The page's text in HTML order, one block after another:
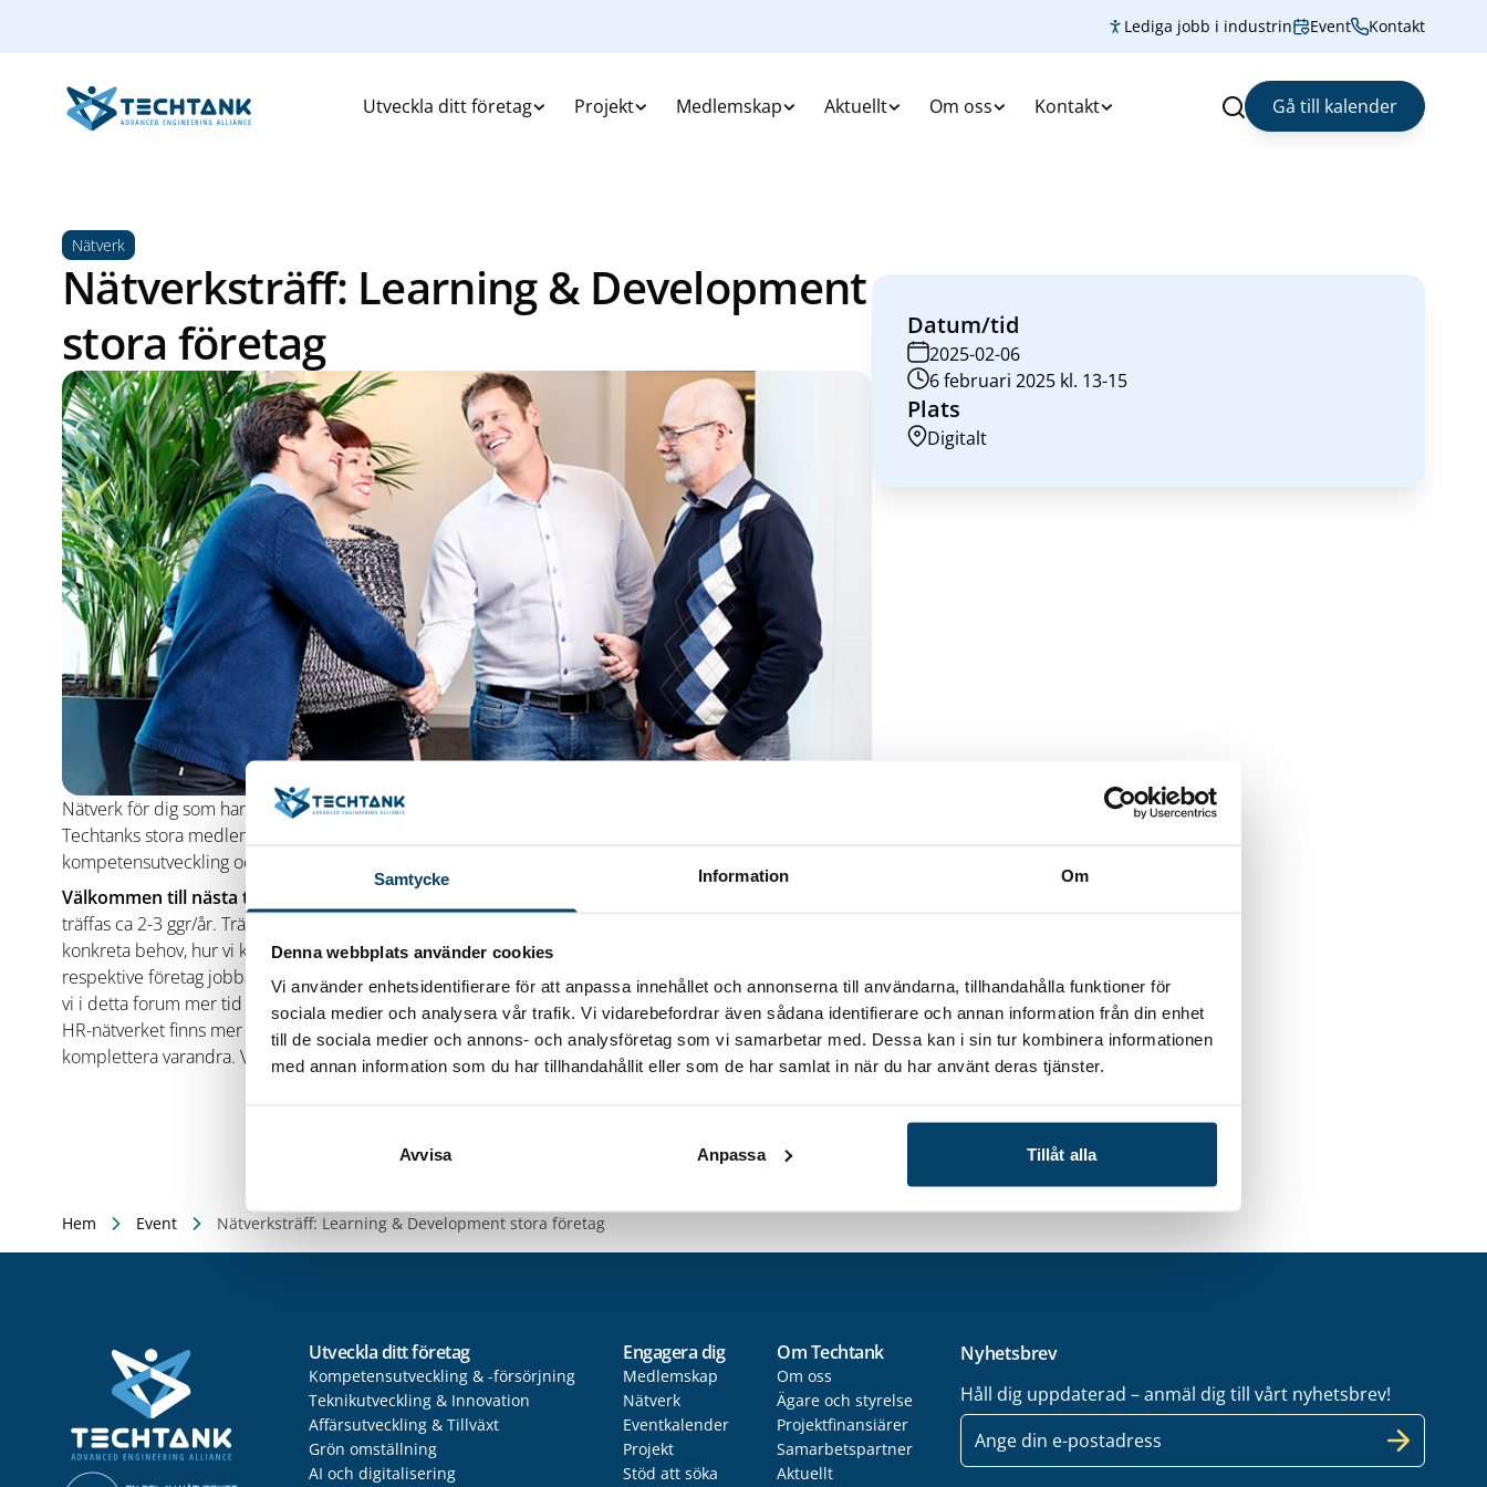
Samtycke Information Om
Denna webbplats använder cookies
Vi använder enhetsidentifierare för att anpassa innehållet och annonserna till användarna, tillhandahålla funktioner för
sociala medier och analysera vår trafik. Vi vidarebefordrar även sådana identifierare och annan information från din enhet
till de sociala medier och annons- och analysföretag som vi samarbetar med. Dessa kan i sin tur kombinera informationen
med annan information som du har tillhandahållit eller som de har samlat in när du har använt deras tjänster.
Avvisa Anpassa Tillåt alla
Lediga jobb i industrin Event Kontakt
Utveckla ditt företag Projekt Medlemskap Aktuellt Om oss Kontakt Sök Gå till kalender
Nätverk
Nätverksträff: Learning & Development
stora företag
Nätverk för dig som har rollen som Learning & Development-partner/specialist eller liknande på
Techtanks stora medlemsföretag. Det kan också vara en HR-roll som har mer fokus på den interna
kompetensutveckling och som är inriktad på utbildningsinsatser eller liknande för medarbetare.
Välkommen till nästa träff i detta nätverk: Tid:
träffas ca 2-3 ggr/år. Träffarna äger oftast rum på ett värdföretag. I detta nätverk/forum kommer vi prata
konkreta behov, hur vi kan göra för att lösa dessa samt dela med oss av erfarenheter kopplat till hur
respektive företag jobbar internt med kompetensutveckling. Som avgränsning mot HR-nätverket ägnar
vi i detta forum mer tid åt kompetensbehoven och konkreta insatser som behövs för att lösa dessa. I
HR-nätverket finns mer tid för diskussioner på strategisk nivå. Tanken är att dessa nätverk ska
komplettera varandra. Välkommen att göra din intresseanmälan till nätverket!
Datum/tid
2025-02-06
6 februari 2025 kl. 13-15
Plats
Digitalt
Hem Event Nätverksträff: Learning & Development stora företag
Utveckla ditt företag
Kompetensutveckling & -försörjning
Teknikutveckling & Innovation
Affärsutveckling & Tillväxt
Grön omställning
AI och digitalisering
Engagera dig
Medlemskap
Nätverk
Eventkalender
Projekt
Stöd att söka
Om Techtank
Om oss
Ägare och styrelse
Projektfinansiärer
Samarbetspartner
Aktuellt
Nyhetsbrev
Håll dig uppdaterad – anmäl dig till vårt nyhetsbrev!
E-
post